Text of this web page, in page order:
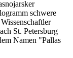
schwere
St. Petersburg
Namen "Pallas